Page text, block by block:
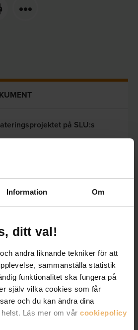
Information Om
ditt val!
andra liknande tekniker för att
sammanställa statistik
funktionalitet ska fungera på
själv vilka cookies som får
och du kan ändra dina
Läs mer om vår cookiepolicy
på SLU:s
– en handbok för
Ny AI-metod ska förenkla
grönytor